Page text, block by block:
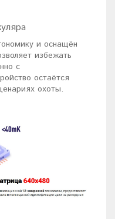
и оснащён
избежать
с
остаётся
охоты.